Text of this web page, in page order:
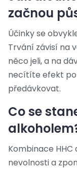
začnou
Účinky se
Trvání závisí na
něco jeli, a na
necítíte efekt
předávkovat.
Co se
Kombinace HHC
nevolnosti a